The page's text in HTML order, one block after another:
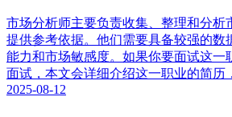
市场分析师主要负责收集、整理和分析
提供参考依据。他们需要具备较强的数
能力和市场敏感度。如果你要面试这一
面试，本文会详细介绍这一职业的简历
2025-08-12